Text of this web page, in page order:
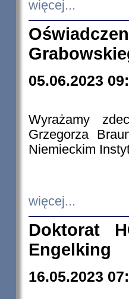
więcej...
05.06.2023
Wyrażamy
Grzegorza
Niemieckim
więcej...
Doktorat
Engelking
16.05.2023